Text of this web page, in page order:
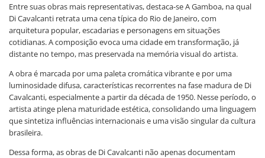
Entre suas obras mais representativas, destaca-se A Gamboa, na qual
Di Cavalcanti retrata uma cena típica do Rio de Janeiro, com
arquitetura popular, escadarias e personagens em situações
cotidianas. A composição evoca uma cidade em transformação, já
distante no tempo, mas preservada na memória visual do artista.
A obra é marcada por uma paleta cromática vibrante e por uma
luminosidade difusa, características recorrentes na fase madura de Di
Cavalcanti, especialmente a partir da década de 1950. Nesse período, o
artista atinge plena maturidade estética, consolidando uma linguagem
que sintetiza influências internacionais e uma visão singular da cultura
brasileira.
Dessa forma, as obras de Di Cavalcanti não apenas documentam